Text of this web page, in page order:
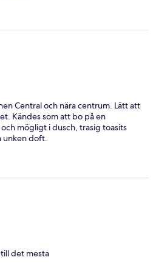
Central och nära centrum. Lätt att
Kändes som att bo på en
mögligt i dusch, trasig toasits
unken doft.
det mesta